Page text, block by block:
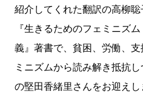
紹介してくれた翻訳の高柳
『生きるためのフェミニズ
義』著書で、貧困、労働、
ミニズムから読み解き抵抗
の堅田香緒里さんをお迎え